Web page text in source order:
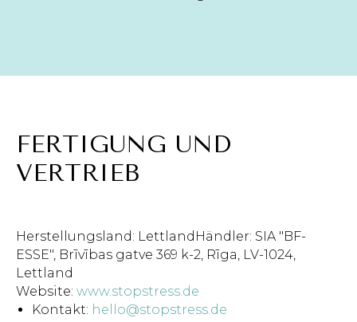
FERTIGUNG UND
VERTRIEB
Herstellungsland: LettlandHändler: SIA "BF-
ESSE", Brīvības gatve 369 k-2, Rīga, LV-1024,
Lettland
Website: www.stopstress.de
Kontakt: hello@stopstress.de